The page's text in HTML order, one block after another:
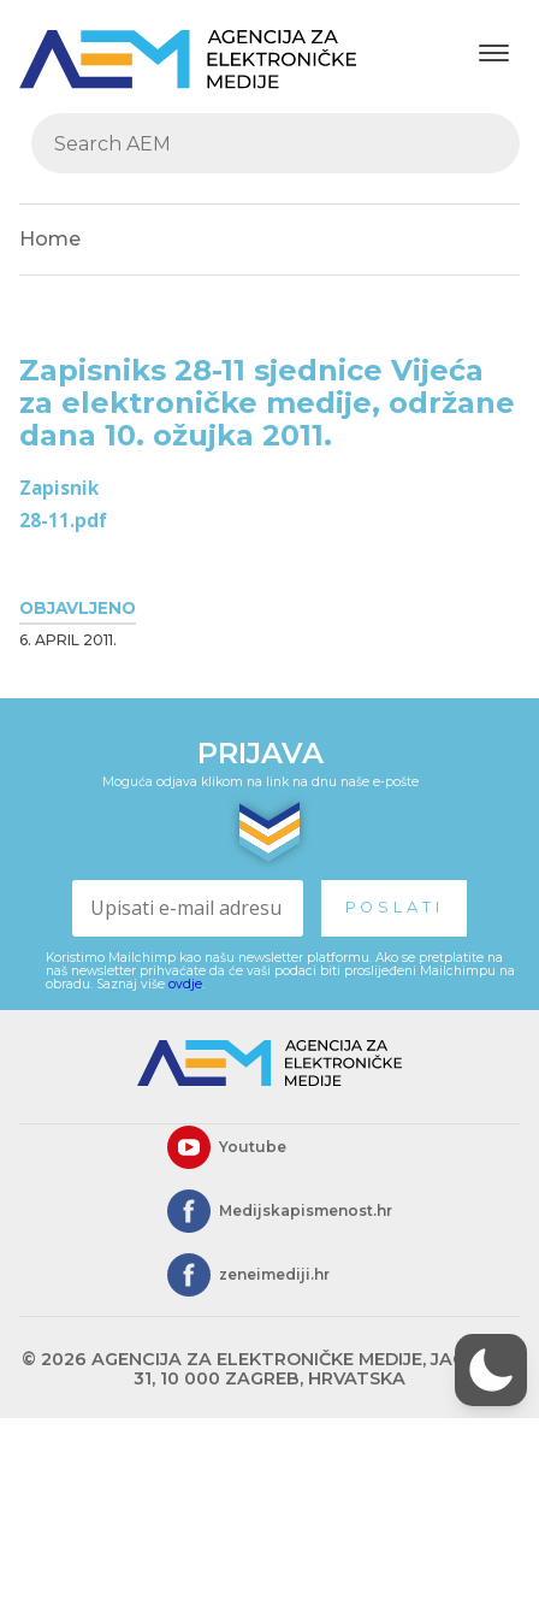
Home
OBJAVLJENO
6. APRIL 2011.
Zapisniks 28-11 sjednice Vijeća
za elektroničke medije, održane
dana 10. ožujka 2011.
Zapisnik
28-11.pdf
PRIJAVA
Moguća odjava klikom na link na dnu naše e-pošte
Koristimo Mailchimp kao našu newsletter platformu. Ako se pretplatite na
naš newsletter prihvaćate da će vaši podaci biti proslijeđeni Mailchimpu na
obradu. Saznaj više ovdje
Youtube
Medijskapismenost.hr
zeneimediji.hr
© 2026 AGENCIJA ZA ELEKTRONIČKE MEDIJE, JAGIĆEVA
31, 10 000 ZAGREB, HRVATSKA